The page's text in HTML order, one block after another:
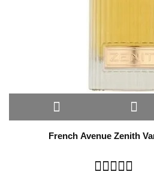
French Avenue Zenith